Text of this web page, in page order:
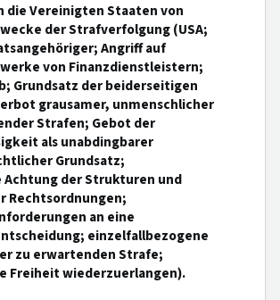
die Vereinigten Staaten von
der Strafverfolgung (USA;
Angriff auf
von Finanzdienstleistern;
Grundsatz der beiderseitigen
grausamer, unmenschlicher
Strafen; Gebot der
als unabdingbarer
Grundsatz;
der Strukturen und
Rechtsordnungen;
an eine
einzelfallbezogene
zu erwartenden Strafe;
Freiheit wiederzuerlangen).